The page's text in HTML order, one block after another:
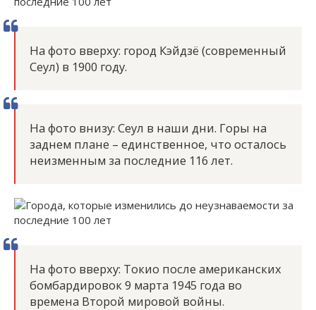
На фото вверху: город Кэйдзё (современный
Сеул) в 1900 году.
На фото внизу: Сеул в наши дни. Горы на
заднем плане – единственное, что осталось
неизменным за последние 116 лет.
На фото вверху: Токио после американских
бомбардировок 9 марта 1945 года во
времена Второй мировой войны.